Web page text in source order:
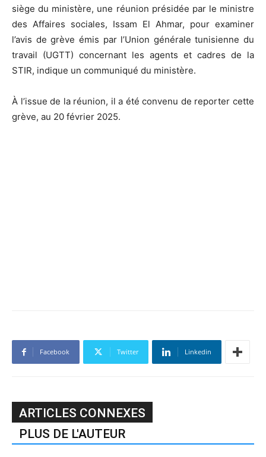
siège du ministère, une réunion présidée par le ministre
des Affaires sociales, Issam El Ahmar, pour examiner
l’avis de grève émis par l’Union générale tunisienne du
travail (UGTT) concernant les agents et cadres de la
STIR, indique un communiqué du ministère.
À l’issue de la réunion, il a été convenu de reporter cette
grève, au 20 février 2025.
Facebook Twitter Linkedin
ARTICLES CONNEXES
PLUS DE L'AUTEUR